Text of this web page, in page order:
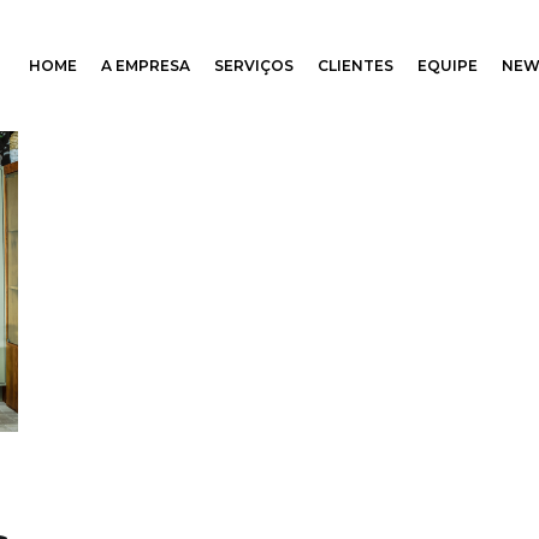
e relacionamento
HOME A EMPRESA SERVIÇOS CLIENTES EQUIPE